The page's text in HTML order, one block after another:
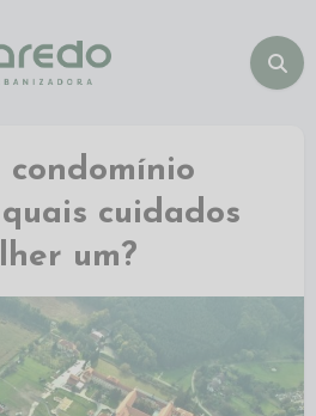
condomínio
cuidados
um?